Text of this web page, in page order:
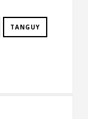
TANGUY